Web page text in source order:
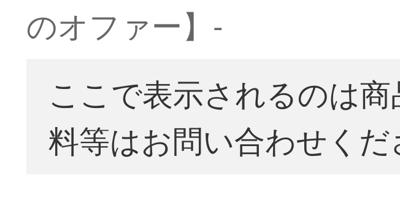
のオファー】-
ここで表示されるのは
料等はお問い合わせくだ